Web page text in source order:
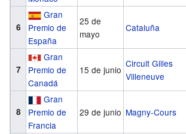
6
Gran
Premio de
España
25 de
mayo
Cataluña
7
Gran
Premio de
Canadá
15 de junio
Circuit Gilles
Villeneuve
8
Gran
Premio de
Francia
29 de junio Magny-Cours